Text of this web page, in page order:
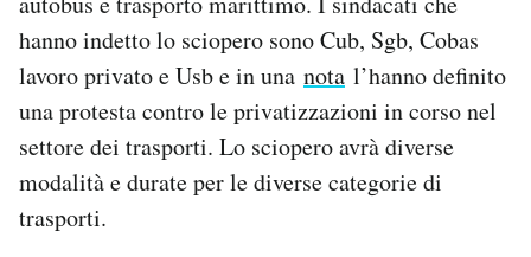
Area Personale
Newsletter
Notifiche mobile
Regala il Post
Hai bisogno di aiuto?
hanno indetto lo sciopero sono Cub, Sgb, Cobas
lavoro privato e Usb e in una nota l’hanno definito
una protesta contro le privatizzazioni in corso nel
settore dei trasporti. Lo sciopero avrà diverse
modalità e durate per le diverse categorie di
trasporti.